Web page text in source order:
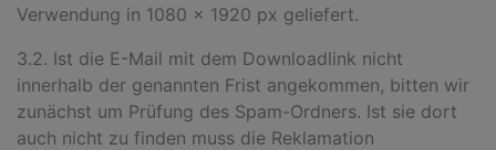
Verwendung in 1080 x 1920 px geliefert.
3.2. Ist die E-Mail mit dem Downloadlink nicht
innerhalb der genannten Frist angekommen, bitten wir
zunächst um Prüfung des Spam-Ordners. Ist sie dort
auch nicht zu finden muss die Reklamation